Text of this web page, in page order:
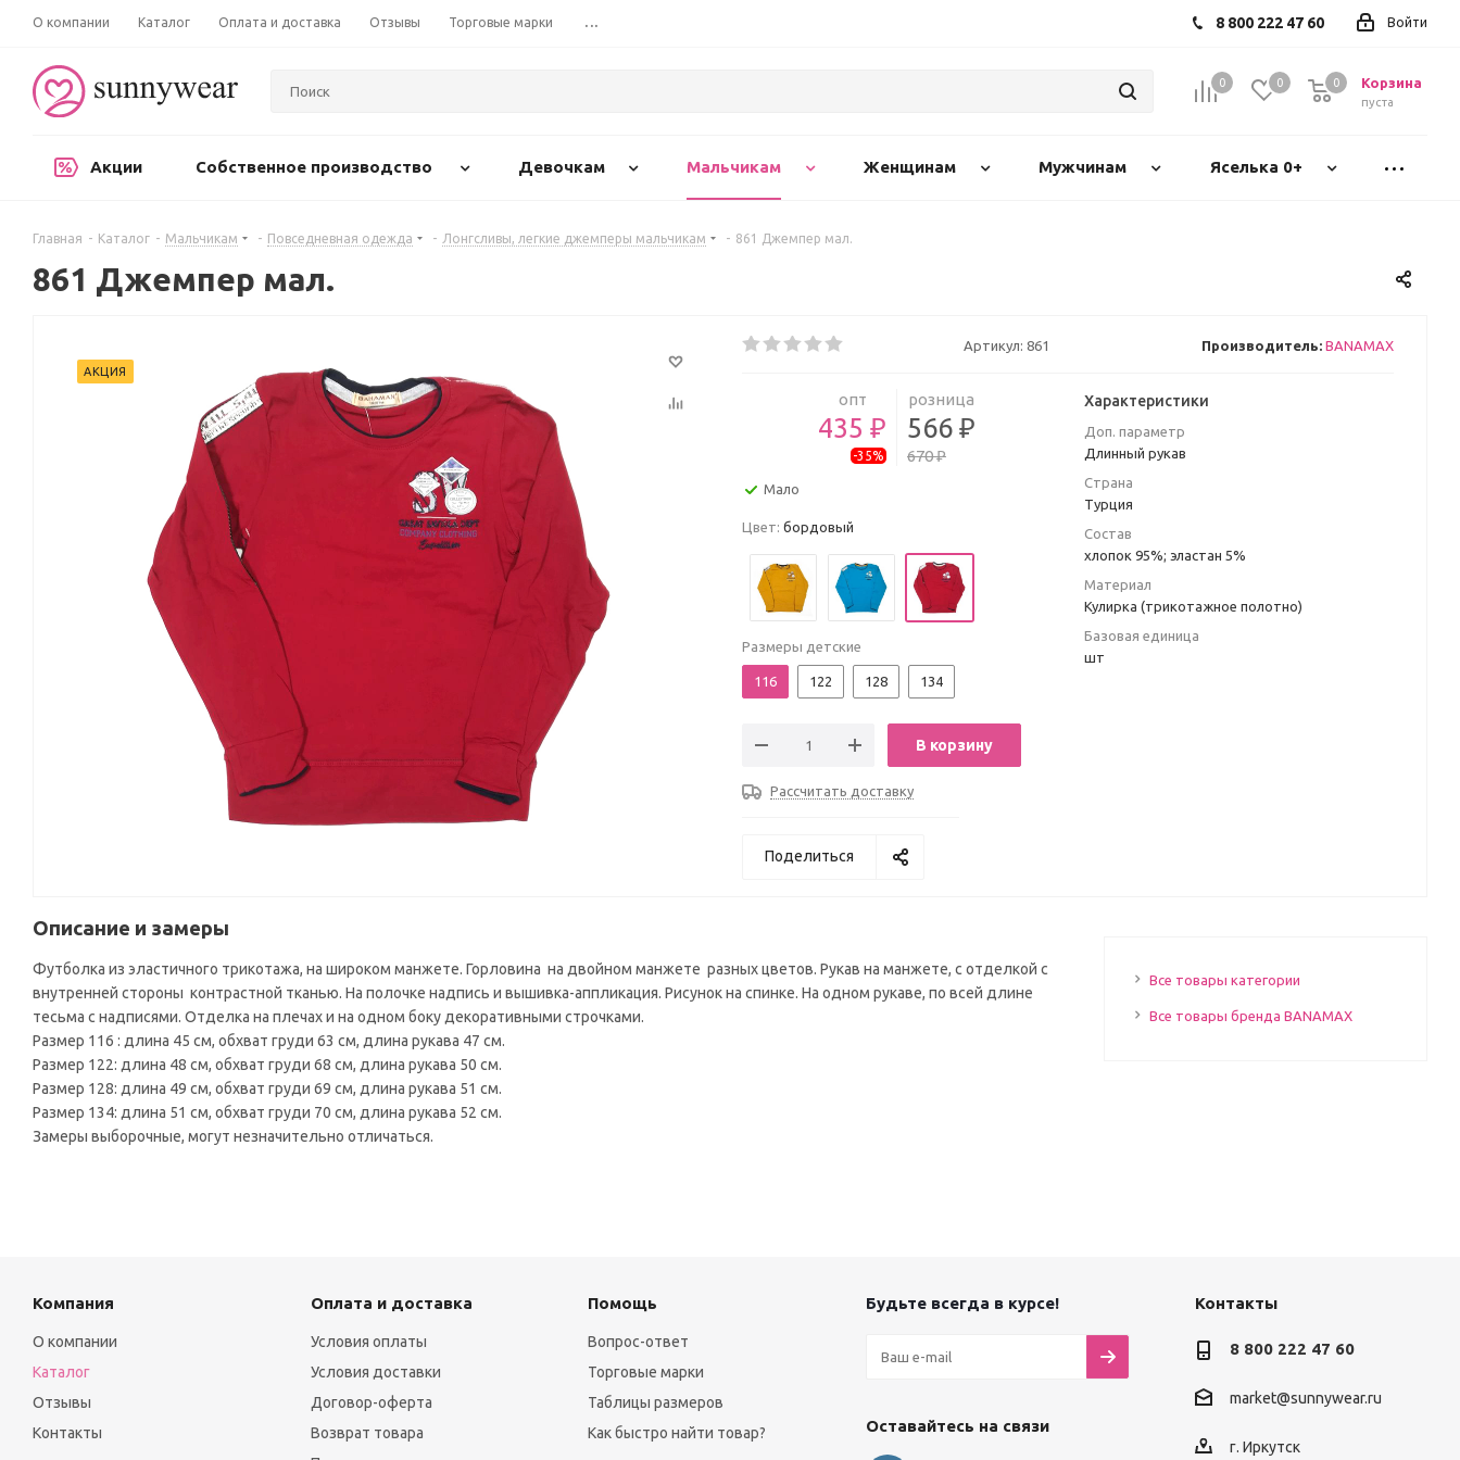
О компании Каталог Оплата и доставка Отзывы Торговые марки ... Войти
8 800 222 47 60
0 0 Корзина
пуста
0
Акции Собственное производство Девочкам Мальчикам Женщинам Мужчинам Яселька 0+
Главная - Каталог - Мальчикам - Повседневная одежда - Лонгсливы, легкие джемперы мальчикам - 861 Джемпер мал.
861 Джемпер мал.
АКЦИЯ
Артикул: 861 Производитель: BANAMAX
опт
435 ₽
-35%
розница
566 ₽
670 ₽
Мало
Цвет: бордовый
Размеры детские
116 122 128 134
В корзину
Рассчитать доставку
Характеристики
Доп. параметр
Длинный рукав
Страна
Турция
Состав
хлопок 95%; эластан 5%
Материал
Кулирка (трикотажное полотно)
Базовая единица
шт
Поделиться
Описание и замеры
Футболка из эластичного трикотажа, на широком манжете. Горловина на двойном манжете разных цветов. Рукав на манжете, с отделкой с
внутренней стороны контрастной тканью. На полочке надпись и вышивка-аппликация. Рисунок на спинке. На одном рукаве, по всей длине
тесьма с надписями. Отделка на плечах и на одном боку декоративными строчками.
Размер 116 : длина 45 см, обхват груди 63 см, длина рукава 47 см.
Размер 122: длина 48 см, обхват груди 68 см, длина рукава 50 см.
Размер 128: длина 49 см, обхват груди 69 см, длина рукава 51 см.
Размер 134: длина 51 см, обхват груди 70 см, длина рукава 52 см.
Замеры выборочные, могут незначительно отличаться.
Все товары категории
Все товары бренда BANAMAX
Компания
О компании
Каталог
Отзывы
Контакты
Оплата и доставка
Условия оплаты
Условия доставки
Договор-оферта
Возврат товара
Помощь
Вопрос-ответ
Торговые марки
Таблицы размеров
Как быстро найти товар?
Будьте всегда в курсе!
Оставайтесь на связи
Контакты
8 800 222 47 60
market@sunnywear.ru
г. Иркутск